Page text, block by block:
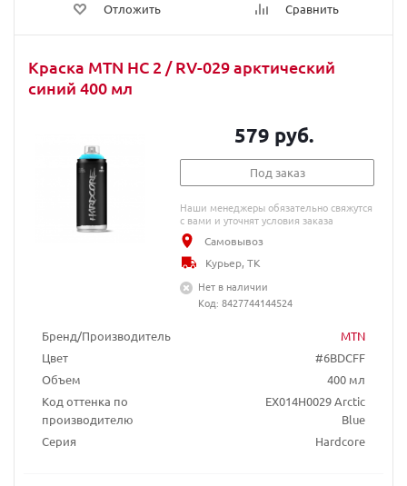
Отложить Сравнить
Краска MTN HC 2 / RV-029 арктический
синий 400 мл
Бренд/Производитель
MTN
Цвет
#6BDCFF
Объем
400 мл
Код оттенка по
производителю
EX014H0029 Arctic
Blue
Серия
Hardcore
579 руб.
Под заказ
Наши менеджеры обязательно свяжутся
с вами и уточнят условия заказа
Самовывоз
Курьер, ТК
Нет в наличии
Код: 8427744144524